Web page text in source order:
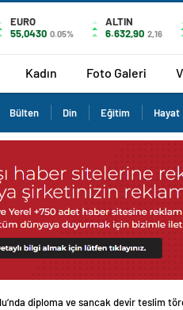
EURO
55,0430 0.05%
ALTIN
6.632,90 2,16
Kadın Foto Galeri
Bülten Din Eğitim Hayat
diploma ve sancak devir teslim